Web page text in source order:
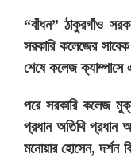
“বাঁধন” ঠাকুরগাঁও
সরকারি কলেজের
শেষে কলেজ ক্যাম্পাসে
পরে সরকারি কলেজ
প্রধান অতিথি প্রধান
মনোয়ার হোসেন, দর্শন